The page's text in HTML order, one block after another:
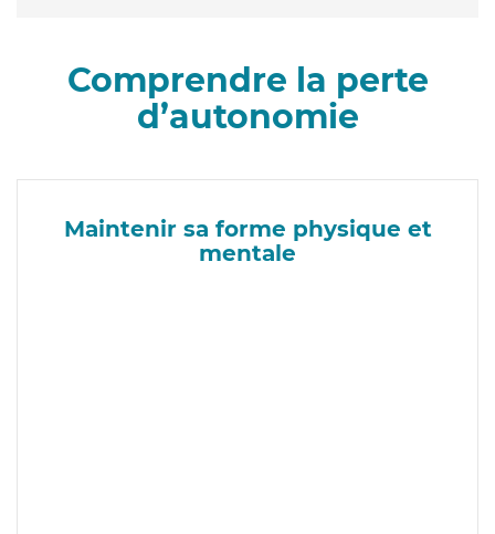
Comprendre la perte
d’autonomie
Maintenir sa forme physique et
mentale